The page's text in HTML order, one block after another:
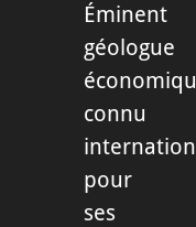
Éminent
géologue
connu
pour
ses